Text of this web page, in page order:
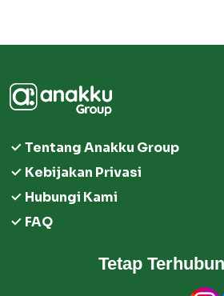
Tentang Anakku Group
Kebijakan Privasi
Hubungi Kami
FAQ
Tetap